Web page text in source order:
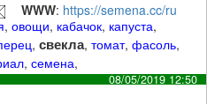
WWW: https://semena.cc/ru
,овощи, кабачок, капуста,
,свекла,томат,фасоль,
,семена,
08/05/2019 12:50